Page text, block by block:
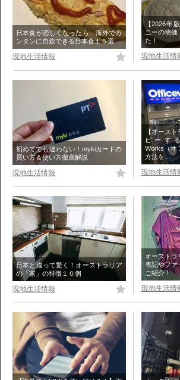
日本食が恋しくなったら…海外でカ
ンタンに自炊できる日本食１５選
現地生活情報
【2026年
ニーの物
た！
現地生活情
初めてでも迷わない！mykiカードの
買い方＆使い方徹底解説
現地生活情報
【オース
ピーす
Works（オ
方法を…
現地生活情
日本と違って驚く！オーストラリア
の「家」の特徴１０個
現地生活情報
オーストラ
表記やファ
ご紹介！
現地生活情